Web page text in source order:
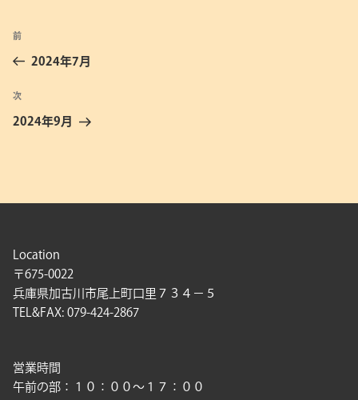
ビ
ゲ
ン
前
の
稿
前
2024年7月
次
の
次
2024年9月
Location
〒675-0022
兵庫県加古川市尾上町口里７３４－５
TEL&FAX: 079-424-2867
営業時間
午前の部：１０：００〜１７：００